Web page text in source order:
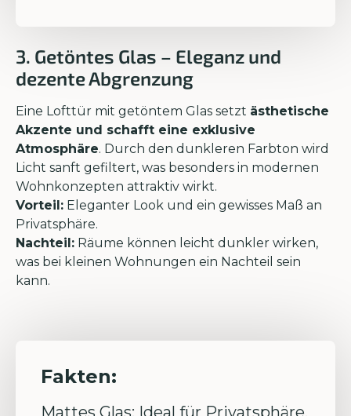
3. Getöntes Glas – Eleganz und
dezente Abgrenzung
Eine Lofttür mit getöntem Glas setzt ästhetische
Akzente und schafft eine exklusive
Atmosphäre. Durch den dunkleren Farbton wird
Licht sanft gefiltert, was besonders in modernen
Wohnkonzepten attraktiv wirkt.
Vorteil: Eleganter Look und ein gewisses Maß an
Privatsphäre.
Nachteil: Räume können leicht dunkler wirken,
was bei kleinen Wohnungen ein Nachteil sein
kann.
Fakten:
Mattes Glas: Ideal für Privatsphäre,